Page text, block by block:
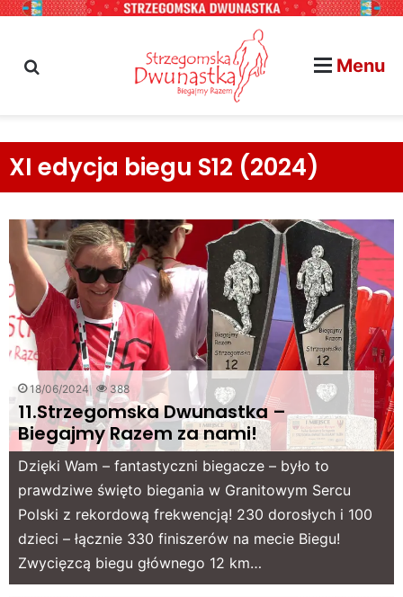
szukaj na stronie... Menu
XI edycja biegu S12 (2024)
18/06/2024 388
11.Strzegomska Dwunastka –
Biegajmy Razem za nami!
Dzięki Wam – fantastyczni biegacze – było to
prawdziwe święto biegania w Granitowym Sercu
Polski z rekordową frekwencją! 230 dorosłych i 100
dzieci – łącznie 330 finiszerów na mecie Biegu!
Zwycięzcą biegu głównego 12 km…